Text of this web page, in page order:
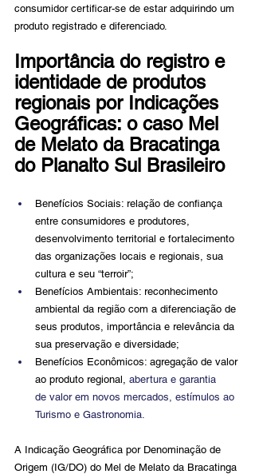
consumidor certificar-se de estar adquirindo um
produto registrado e diferenciado.
Importância do registro e
identidade de produtos
regionais por Indicações
Geográficas: o caso Mel
de Melato da Bracatinga
do Planalto Sul Brasileiro
Benefícios Sociais: relação de confiança
entre consumidores e produtores,
desenvolvimento territorial e fortalecimento
das organizações locais e regionais, sua
cultura e seu “terroir”;
Benefícios Ambientais: reconhecimento
ambiental da região com a diferenciação de
seus produtos, importância e relevância da
sua preservação e diversidade;
Benefícios Econômicos: agregação de valor
ao produto regional, abertura e garantia
de valor em novos mercados, estímulos ao
Turismo e Gastronomia.
A Indicação Geográfica por Denominação de
Origem (IG/DO) do Mel de Melato da Bracatinga